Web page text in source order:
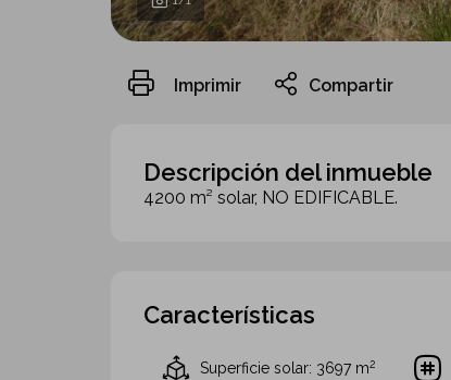
Imprimir Compartir
Descripción del inmueble
4200 m² solar, NO EDIFICABLE.
Características
Superficie solar: 3697 m2